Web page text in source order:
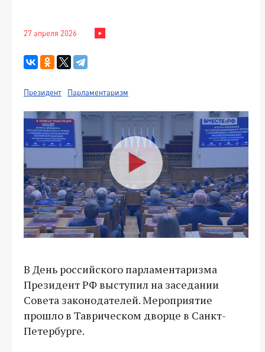
27 апреля 2026
Президент Парламентаризм
В День российского парламентаризма
Президент РФ выступил на заседании
Совета законодателей. Мероприятие
прошло в Таврическом дворце в Санкт-
Петербурге.